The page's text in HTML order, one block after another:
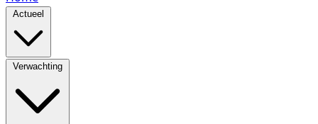
Actueel
Verwachting